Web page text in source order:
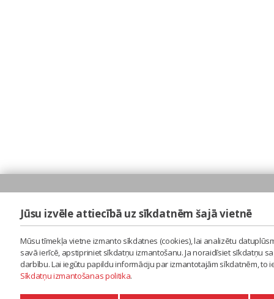
Jūsu izvēle attiecībā uz sīkdatnēm šajā vietnē
Mūsu tīmekļa vietne izmanto sīkdatnes (cookies), lai analizētu
savā ierīcē, apstipriniet sīkdatņu izmantošanu. Ja noraidīsiet sīkdatņu
darbību. Lai iegūtu papildu informāciju par izmantotajām sīkdatnēm,
Sīkdatņu izmantošanas politika.